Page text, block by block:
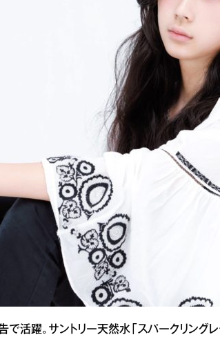
で活躍。サントリー天然水「スパークリング